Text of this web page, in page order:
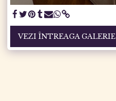
VEZI ÎNTREAGA GALERIE